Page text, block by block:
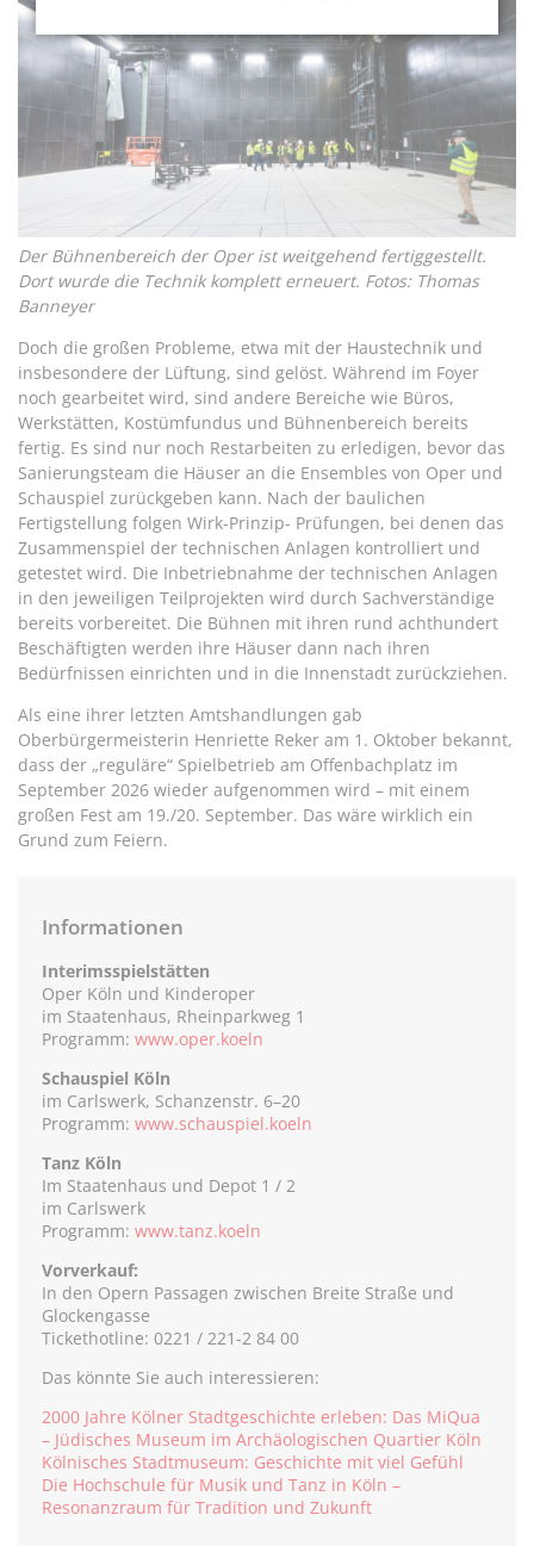
Der Bühnenbereich der Oper ist weitgehend fertiggestellt.
Dort wurde die Technik komplett erneuert. Fotos: Thomas
Banneyer
Doch die großen Probleme, etwa mit der Haustechnik und
insbesondere der Lüftung, sind gelöst. Während im Foyer
noch gearbeitet wird, sind andere Bereiche wie Büros,
Werkstätten, Kostümfundus und Bühnenbereich bereits
fertig. Es sind nur noch Restarbeiten zu erledigen, bevor das
Sanierungsteam die Häuser an die Ensembles von Oper und
Schauspiel zurückgeben kann. Nach der baulichen
Fertigstellung folgen Wirk-Prinzip- Prüfungen, bei denen das
Zusammenspiel der technischen Anlagen kontrolliert und
getestet wird. Die Inbetriebnahme der technischen Anlagen
in den jeweiligen Teilprojekten wird durch Sachverständige
bereits vorbereitet. Die Bühnen mit ihren rund achthundert
Beschäftigten werden ihre Häuser dann nach ihren
Bedürfnissen einrichten und in die Innenstadt zurückziehen.
Als eine ihrer letzten Amtshandlungen gab
Oberbürgermeisterin Henriette Reker am 1. Oktober bekannt,
dass der „reguläre“ Spielbetrieb am Offenbachplatz im
September 2026 wieder aufgenommen wird – mit einem
großen Fest am 19./20. September. Das wäre wirklich ein
Grund zum Feiern.
Informationen
Interimsspielstätten
Oper Köln und Kinderoper
im Staatenhaus, Rheinparkweg 1
Programm: www.oper.koeln
Schauspiel Köln
im Carlswerk, Schanzenstr. 6–20
Programm: www.schauspiel.koeln
Tanz Köln
Im Staatenhaus und Depot 1 / 2
im Carlswerk
Programm: www.tanz.koeln
Vorverkauf:
In den Opern Passagen zwischen Breite Straße und
Glockengasse
Tickethotline: 0221 / 221-2 84 00
Das könnte Sie auch interessieren:
2000 Jahre Kölner Stadtgeschichte erleben: Das MiQua
– Jüdisches Museum im Archäologischen Quartier Köln
Kölnisches Stadtmuseum: Geschichte mit viel Gefühl
Die Hochschule für Musik und Tanz in Köln –
Resonanzraum für Tradition und Zukunft